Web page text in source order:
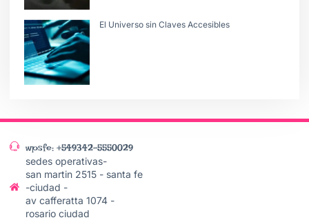
El Universo sin Claves Accesibles
wpsfe: +549342-5550029
sedes operativas-
san martin 2515 - santa fe
-ciudad -
av cafferatta 1074 -
rosario ciudad